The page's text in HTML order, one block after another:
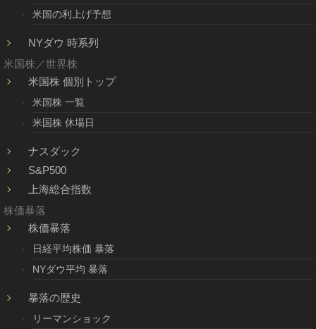
米国の利上げ予想
NYダウ 時系列
米国株／世界株
米国株 個別トップ
米国株 一覧
米国株 休場日
ナスダック
S&P500
上海総合指数
株価暴落
株価暴落
日経平均株価 暴落
NYダウ平均 暴落
暴落の歴史
リーマンショック